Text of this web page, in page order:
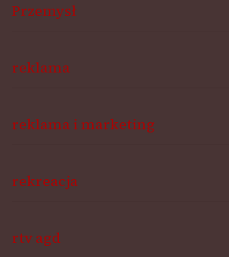
Przemysł
reklama
reklama i marketing
rekreacja
rtv agd